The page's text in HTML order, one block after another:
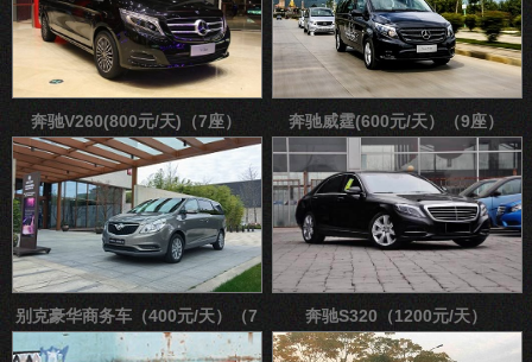
奔驰V260(800元/天)（7座） 奔驰威霆(600元/天）（9座）
别克豪华商务车（400元/天）（7
座）
奔驰S320（1200元/天）